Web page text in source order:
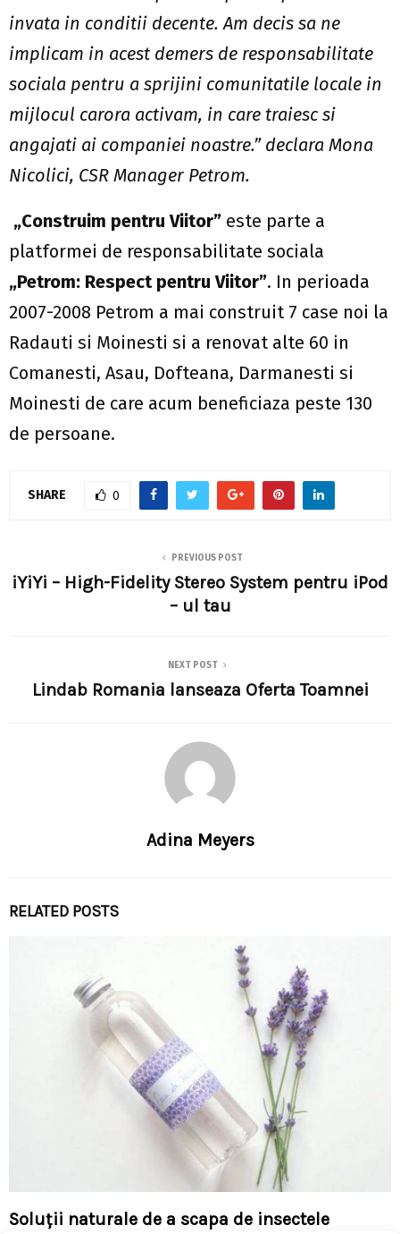
invata in conditii decente. Am decis sa ne
implicam in acest demers de responsabilitate
sociala pentru a sprijini comunitatile locale in
mijlocul carora activam, in care traiesc si
angajati ai companiei noastre.” declara Mona
Nicolici, CSR Manager Petrom.
„Construim pentru Viitor” este parte a
platformei de responsabilitate sociala
„Petrom: Respect pentru Viitor”. In perioada
2007-2008 Petrom a mai construit 7 case noi la
Radauti si Moinesti si a renovat alte 60 in
Comanesti, Asau, Dofteana, Darmanesti si
Moinesti de care acum beneficiaza peste 130
de persoane.
SHARE 0
PREVIOUS POST
iYiYi – High-Fidelity Stereo System pentru iPod
– ul tau
NEXT POST
Lindab Romania lanseaza Oferta Toamnei
Adina Meyers
RELATED POSTS
Soluții naturale de a scapa de insectele